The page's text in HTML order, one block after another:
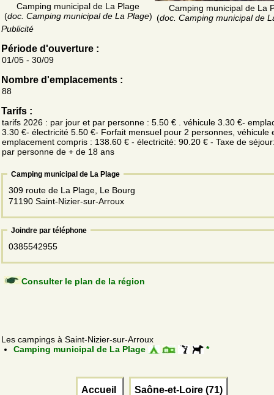
Camping municipal de La Plage
(doc. Camping municipal de La Plage)
Camping municipal de La
(doc. Camping municipal de
Publicité
Période d'ouverture :
01/05 - 30/09
Nombre d'emplacements :
88
Tarifs :
tarifs 2026 : par jour et par personne : 5.50 € . véhicule 3.30 €-
3.30 €- électricité 5.50 €- Forfait mensuel pour 2 personnes, véhicule
emplacement compris : 138.60 € - électricité: 90.20 € - Taxe de
par personne de + de 18 ans
Camping municipal de La Plage
309 route de La Plage, Le Bourg
71190 Saint-Nizier-sur-Arroux
Joindre par téléphone
0385542955
Consulter le plan de la région
Les campings à Saint-Nizier-sur-Arroux
Camping municipal de La Plage
*
Accueil Saône-et-Loire (71)